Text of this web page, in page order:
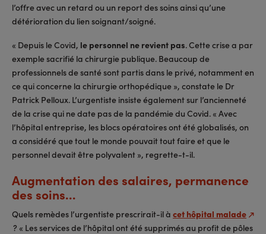
l’offre avec un retard ou un report des soins ainsi qu’une
détérioration du lien soignant/soigné.
« Depuis le Covid, le personnel ne revient pas. Cette crise a par
exemple sacrifié la chirurgie publique. Beaucoup de
professionnels de santé sont partis dans le privé, notamment en
ce qui concerne la chirurgie orthopédique », constate le Dr
Patrick Pelloux. L’urgentiste insiste également sur l’ancienneté
de la crise qui ne date pas de la pandémie du Covid. « Avec
l’hôpital entreprise, les blocs opératoires ont été globalisés, on
a considéré que tout le monde pouvait tout faire et que le
personnel devait être polyvalent », regrette-t-il.
Augmentation des salaires, permanence
des soins…
Quels remèdes l’urgentiste prescrirait-il à cet hôpital malade
? « Les services de l’hôpital ont été supprimés au profit de pôles